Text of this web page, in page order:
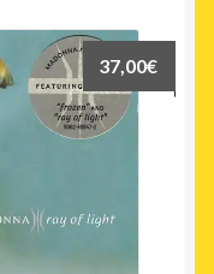
37,00€